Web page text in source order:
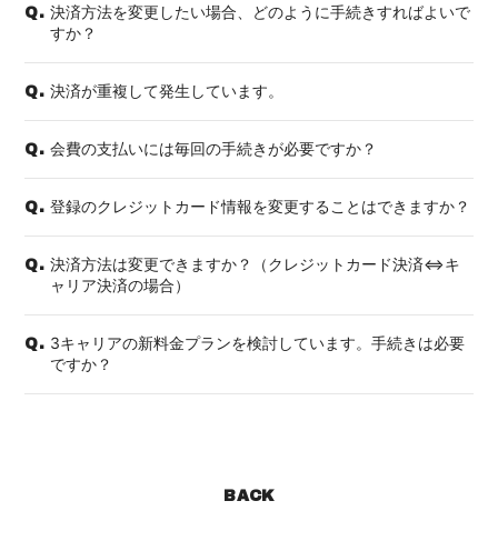
Q. 決済方法を変更したい場合、どのように手続きすればよいで
すか？
Q. 決済が重複して発生しています。
Q. 会費の支払いには毎回の手続きが必要ですか？
Q. 登録のクレジットカード情報を変更することはできますか？
Q. 決済方法は変更できますか？（クレジットカード決済⇔キ
ャリア決済の場合）
Q. 3キャリアの新料金プランを検討しています。手続きは必要
ですか？
BACK